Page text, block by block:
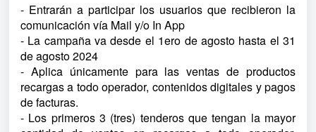
- Entrarán a participar los usuarios que recibieron la
comunicación vía Mail y/o In App
- La campaña va desde el 1ero de agosto hasta el 31
de agosto 2024
- Aplica únicamente para las ventas de productos
recargas a todo operador, contenidos digitales y pagos
de facturas.
- Los primeros 3 (tres) tenderos que tengan la mayor